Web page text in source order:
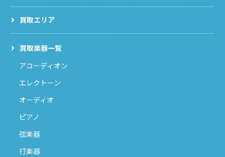
買取エリア
買取楽器一覧
アコーディオン
エレクトーン
オーディオ
ピアノ
弦楽器
打楽器